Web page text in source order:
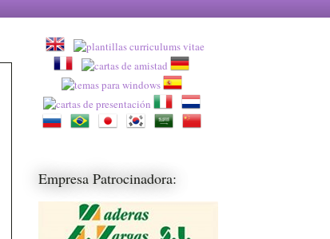
Empresa Patrocinadora: